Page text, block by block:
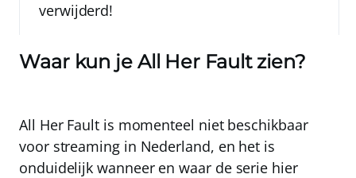
verwijderd!
Waar kun je All Her Fault zien?
All Her Fault is momenteel niet beschikbaar
voor streaming in Nederland, en het is
onduidelijk wanneer en waar de serie hier